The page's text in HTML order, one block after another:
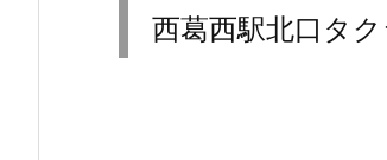
西葛西駅北口タ